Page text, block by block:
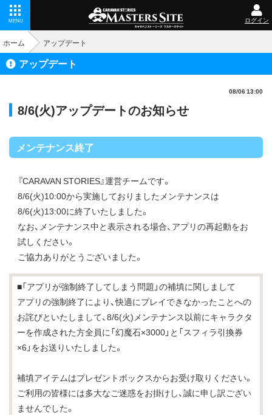
MENU ログイン
ホーム アップデート
アップデート
08/06 13:00
8/6(火)アップデートのお知らせ
メンテナンス終了
『CARAVAN STORIES』運営チームです。
8/6(火)10:00から実施しておりましたメンテナンスは
8/6(火)13:00に終了いたしました。
なお、メンテナンス中と表示される場合、アプリの再起動をお
試しください。
ご協力ありがとうございました。
■「アプリが強制終了してしまう問題」の補填に関しまして
アプリの強制終了により、快適にプレイできなかったことへの
お詫びといたしまして、8/6(火)メンテナンス以前にキャラクタ
ーを作成された方全員に「幻魔石×3000」と「スフィラ引換券
×6」をお送りいたしました。
補填アイテムはプレゼントボックスからお受け取りください。
ご利用の皆様には多大なご迷惑をお掛けし、誠に申し訳ござい
ませんでした。